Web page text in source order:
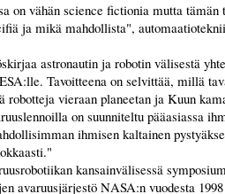
on vähän science fictionia mutta tämän
ja mikä mahdollista",
astronautin ja robotin välisestä
Tavoitteena on selvittää, millä
robotteja vieraan planeetan ja Kuun
on suunniteltu pääasiassa
ihmisen kaltainen
kansainvälisessä
avaruusjärjestö NASA:n vuodesta